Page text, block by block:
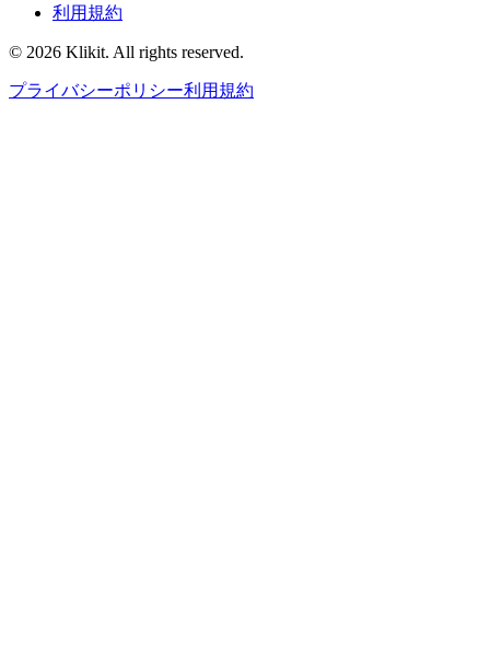
利用規約
© 2026 Klikit. All rights reserved.
プライバシーポリシー利用規約